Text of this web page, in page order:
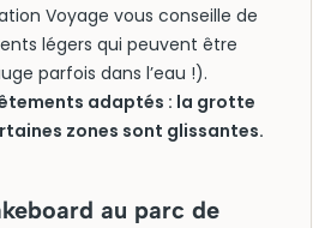
Voyage vous conseille de
légers qui peuvent être
parfois dans l’eau !).
adaptés : la grotte
zones sont glissantes.
au parc de